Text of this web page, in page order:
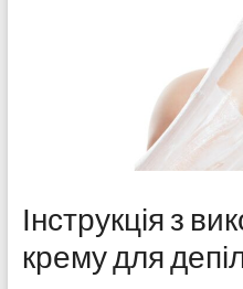
Інструкція з
крему для